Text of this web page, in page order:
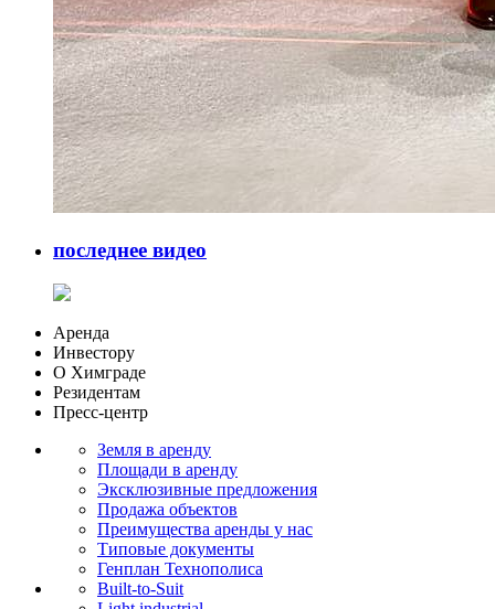
последнее видео
Аренда
Инвестору
О Химграде
Резидентам
Пресс-центр
Земля в аренду
Площади в аренду
Эксклюзивные предложения
Продажа объектов
Преимущества аренды у нас
Типовые документы
Генплан Технополиса
Built-to-Suit